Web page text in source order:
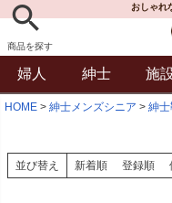
商品を探す
おしゃれ
婦人 紳士 施
HOME 紳士メンズシニア 紳
並び替え 新着順 登録順